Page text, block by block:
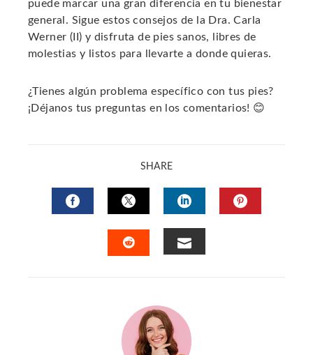
puede marcar una gran diferencia en tu bienestar
general. Sigue estos consejos de la Dra. Carla
Werner (II) y disfruta de pies sanos, libres de
molestias y listos para llevarte a donde quieras.
¿Tienes algún problema específico con tus pies?
¡Déjanos tus preguntas en los comentarios! 😊
SHARE
FACEBOOKTWITTERLINKEDIN